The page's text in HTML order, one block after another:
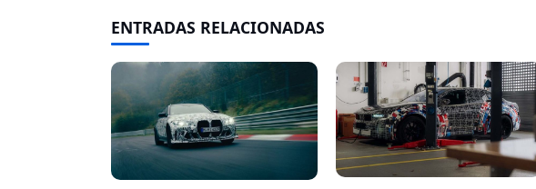
ENTRADAS RELACIONADAS